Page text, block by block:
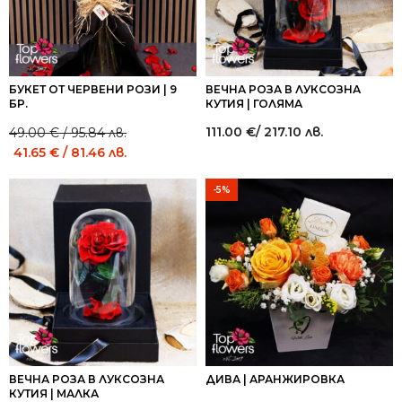
БУКЕТ ОТ ЧЕРВЕНИ РОЗИ | 9
БР.
Original
price
was:
49.00€/ 95.84 лв.
Current
price
is:
41.65 € / 81.46 лв.
ВЕЧНА РОЗА В ЛУКСОЗНА
КУТИЯ | ГОЛЯМА
111.00 €/ 217.10 лв.
ВЕЧНА РОЗА В ЛУКСОЗНА
КУТИЯ | МАЛКА
-5%
ДИВА | АРАНЖИРОВКА